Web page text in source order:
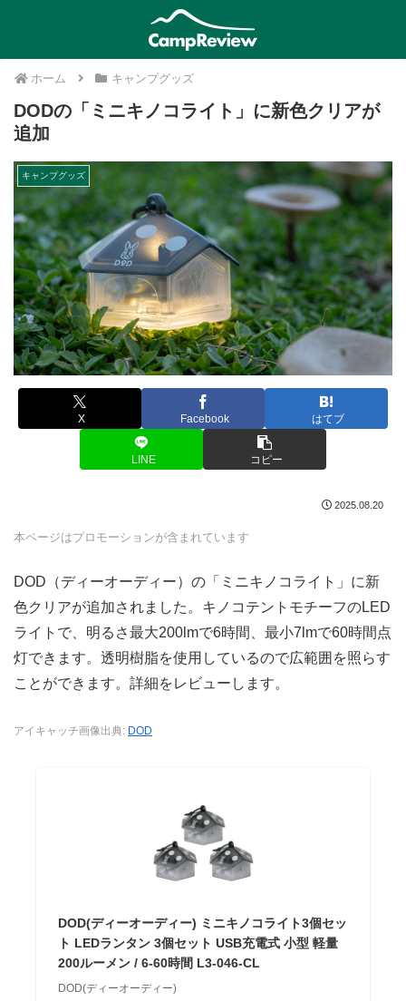
ホーム キャンプグッズ
DODの「ミニキノコライト」に新色クリアが
追加
キャンプグッズ
X Facebook はてブ
LINE コピー
2025.08.20
本ページはプロモーションが含まれています
DOD（ディーオーディー）の「ミニキノコライト」に新
色クリアが追加されました。キノコテントモチーフのLED
ライトで、明るさ最大200lmで6時間、最小7lmで60時間点
灯できます。透明樹脂を使用しているので広範囲を照らす
ことができます。詳細をレビューします。
アイキャッチ画像出典: DOD
DOD(ディーオーディー) ミニキノコライト3個セッ
ト LEDランタン 3個セット USB充電式 小型 軽量
200ルーメン / 6-60時間 L3-046-CL
DOD(ディーオーディー)